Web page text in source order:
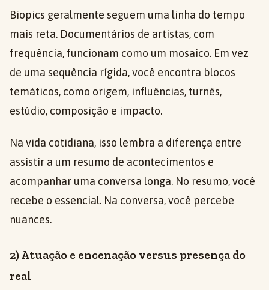
Biopics geralmente seguem uma linha do tempo
mais reta. Documentários de artistas, com
frequência, funcionam como um mosaico. Em vez
de uma sequência rígida, você encontra blocos
temáticos, como origem, influências, turnês,
estúdio, composição e impacto.
Na vida cotidiana, isso lembra a diferença entre
assistir a um resumo de acontecimentos e
acompanhar uma conversa longa. No resumo, você
recebe o essencial. Na conversa, você percebe
nuances.
2) Atuação e encenação versus presença do
real